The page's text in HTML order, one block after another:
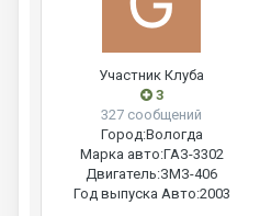
Участник Клуба
3
327 сообщений
Город:Вологда
Марка авто:ГАЗ-3302
Двигатель:ЗМЗ-406
Год выпуска Авто:2003